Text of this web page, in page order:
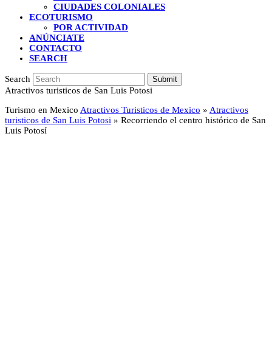
CIUDADES COLONIALES
ECOTURISMO
POR ACTIVIDAD
ANÚNCIATE
CONTACTO
SEARCH
Search Submit
Atractivos turisticos de San Luis Potosi
Turismo en Mexico Atractivos Turisticos de Mexico » Atractivos
turisticos de San Luis Potosi » Recorriendo el centro histórico de San
Luis Potosí